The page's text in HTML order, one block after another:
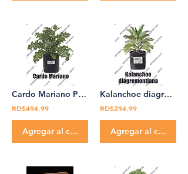
Cardo Mariano Planta Medicinal Don Pedro Pablo
RD$494.99
Agregar al carrito
Kalanchoe diagremontiana Planta Medicinal Don Pedro Pablo
RD$294.99
Agregar al carrito